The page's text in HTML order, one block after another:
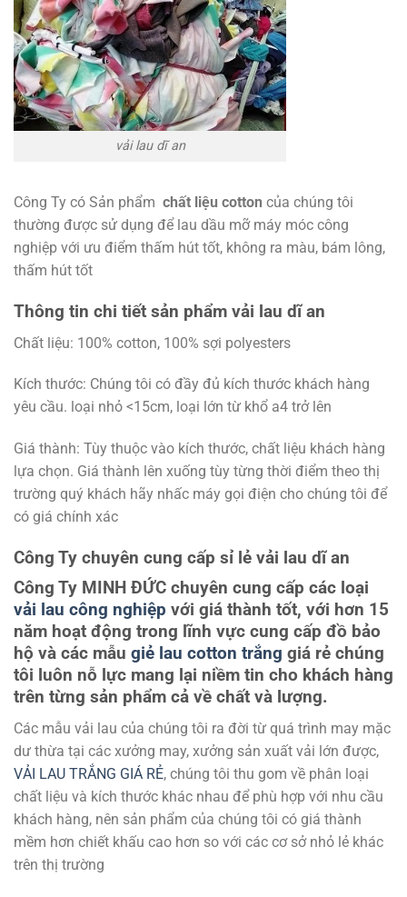
vải lau dĩ an
Công Ty có Sản phẩm chất liệu cotton của chúng tôi
thường được sử dụng để lau dầu mỡ máy móc công
nghiệp với ưu điểm thấm hút tốt, không ra màu, bám lông,
thấm hút tốt
Thông tin chi tiết sản phẩm vải lau dĩ an
Chất liệu: 100% cotton, 100% sợi polyesters
Kích thước: Chúng tôi có đầy đủ kích thước khách hàng
yêu cầu. loại nhỏ <15cm, loại lớn từ khổ a4 trở lên
Giá thành: Tùy thuộc vào kích thước, chất liệu khách hàng
lựa chọn. Giá thành lên xuống tùy từng thời điểm theo thị
trường quý khách hãy nhấc máy gọi điện cho chúng tôi để
có giá chính xác
Công Ty chuyên cung cấp sỉ lẻ vải lau dĩ an
Công Ty MINH ĐỨC chuyên cung cấp các loại
vải lau công nghiệp với giá thành tốt, với hơn 15
năm hoạt động trong lĩnh vực cung cấp đồ bảo
hộ và các mẫu giẻ lau cotton trắng giá rẻ chúng
tôi luôn nỗ lực mang lại niềm tin cho khách hàng
trên từng sản phẩm cả về chất và lượng.
Các mẫu vải lau của chúng tôi ra đời từ quá trình may mặc
dư thừa tại các xưởng may, xưởng sản xuất vải lớn được,
VẢI LAU TRẮNG GIÁ RẺ, chúng tôi thu gom về phân loại
chất liệu và kích thước khác nhau để phù hợp với nhu cầu
khách hàng, nên sản phẩm của chúng tôi có giá thành
mềm hơn chiết khấu cao hơn so với các cơ sở nhỏ lẻ khác
trên thị trường